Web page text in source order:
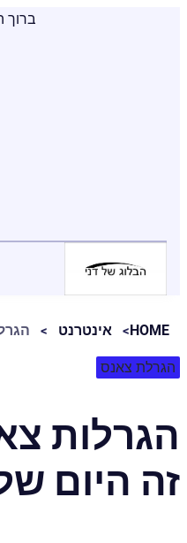
ברוך
HOME אינטרנט
הגרלת צאנס
הגרלות
זה היום